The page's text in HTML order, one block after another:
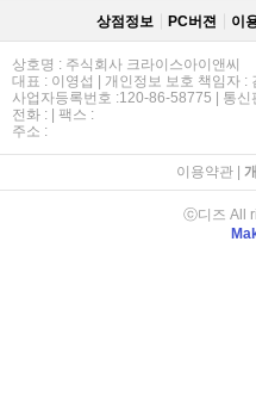
상점정보 PC버젼 이
상호명 : 주식회사 크라이스아이앤씨
대표 : 이영섭 | 개인정보 보호 책임자 :
사업자등록번호 :120-86-58775 | 통
전화 : | 팩스 :
주소 :
이용약관|
ⓒ디즈 All